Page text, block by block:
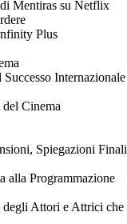
Mentiras su Netflix
Plus
Internazionale
Cinema
Spiegazioni Finali
alla Programmazione
Attori e Attrici che